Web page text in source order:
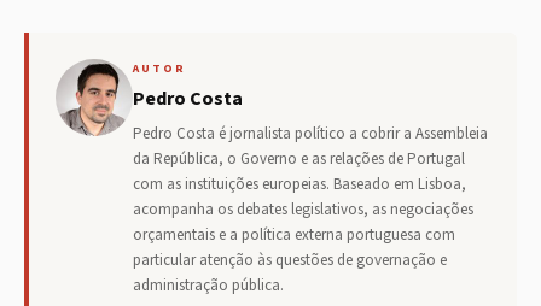
AUTOR
Pedro Costa
Pedro Costa é jornalista político a cobrir a Assembleia
da República, o Governo e as relações de Portugal
com as instituições europeias. Baseado em Lisboa,
acompanha os debates legislativos, as negociações
orçamentais e a política externa portuguesa com
particular atenção às questões de governação e
administração pública.